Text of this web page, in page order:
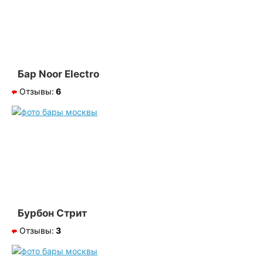
Бар Noor Electro
Отзывы: 6
Бурбон Стрит
Отзывы: 3